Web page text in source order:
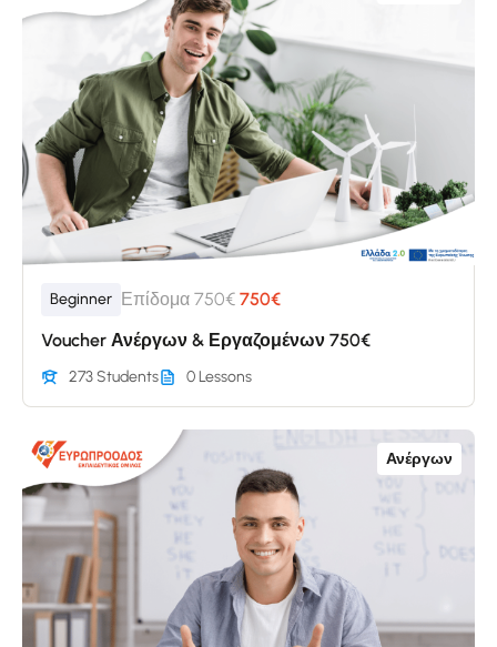
Beginner Επίδομα 750€ 750€
Voucher Ανέργων & Εργαζομένων 750€
273 Students 0 Lessons
Ανέργων